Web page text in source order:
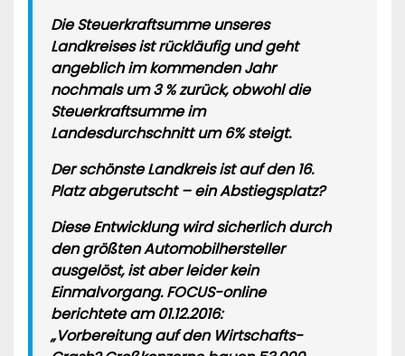
Die Steuerkraftsumme unseres
Landkreises ist rückläufig und geht
angeblich im kommenden Jahr
nochmals um 3 % zurück, obwohl die
Steuerkraftsumme im
Landesdurchschnitt um 6% steigt.
Der schönste Landkreis ist auf den 16.
Platz abgerutscht – ein Abstiegsplatz?
Diese Entwicklung wird sicherlich durch
den größten Automobilhersteller
ausgelöst, ist aber leider kein
Einmalvorgang. FOCUS-online
berichtete am 01.12.2016:
„Vorbereitung auf den Wirtschafts-